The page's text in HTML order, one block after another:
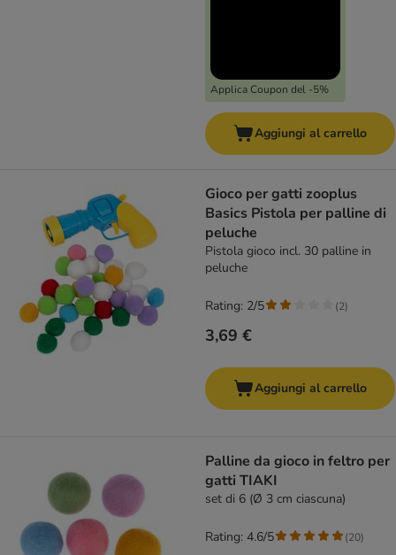
Applica Coupon del -5%
Aggiungi al carrello
Gioco per gatti zooplus
Basics Pistola per palline di
peluche
Pistola gioco incl. 30 palline in
peluche
3,69 €
Rating: 2/5 (2)
Aggiungi al carrello
Palline da gioco in feltro per
gatti TIAKI
set di 6 (Ø 3 cm ciascuna)
Rating: 4.6/5 (20)